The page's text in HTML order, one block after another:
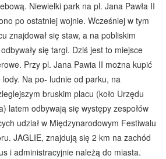
Niewielki park na pl. Jana Pawła II
po ostatniej wojnie. Wcześniej w tym
znajdował się staw, a na pobliskim
się targi. Dziś jest to miejsce
Przy pl. Jana Pawia II można kupić
lody. Na po- ludnie od parku, na
bruskim placu (koło Urzędu
latem odbywają się występy zespołów
udział w Międzynarodowym Festiwalu
JAGLIE, znajdują się 2 km na zachód
i administracyjnie należą do miasta.